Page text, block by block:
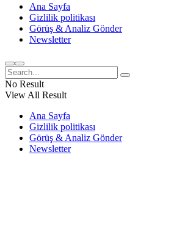
Ana Sayfa
Gizlilik politikası
Görüş & Analiz Gönder
Newsletter
No Result
View All Result
Ana Sayfa
Gizlilik politikası
Görüş & Analiz Gönder
Newsletter